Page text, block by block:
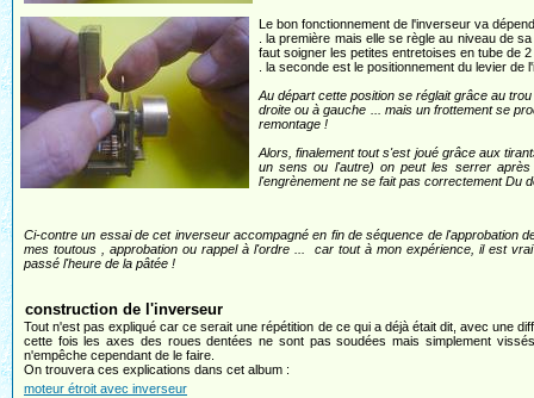
Le bon fonctionnement de l'inverseur va
. la première mais elle se règle au niveau de
faut soigner les petites entretoises en tube de
. la seconde est le positionnement du levier
Au départ cette position se réglait grâce au
droite ou à gauche ... mais un frottement se
remontage !
Alors, finalement tout s'est joué grâce aux
un sens ou l'autre) on peut les serrer
l'engrènement ne se fait pas correctement Du
Ci-contre un essai de cet inverseur accompagné en fin de séquence de l'approbation
mes toutous , approbation ou rappel à l'ordre ... car tout à mon expérience, il est
passé l'heure de la pâtée !
construction de l'inverseur
Tout n'est pas expliqué car ce serait une répétition de ce qui a déjà était dit, avec une
cette fois les axes des roues dentées ne sont pas soudées mais simplement
n'empêche cependant de le faire.
On trouvera ces explications dans cet album :
moteur étroit avec inverseur